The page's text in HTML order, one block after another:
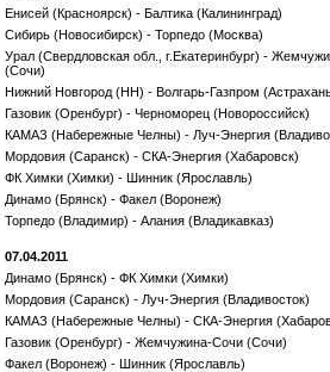
Енисей (Красноярск) - Балтика (Калининград)
Сибирь (Новосибирск) - Торпедо (Москва)
Урал (Свердловская обл., г.Екатеринбург) -
(Сочи)
Нижний Новгород (НН) - Волгарь-Газпром
Газовик (Оренбург) - Черноморец (Новороссийск)
КАМАЗ (Набережные Челны) - Луч-Энергия
Мордовия (Саранск) - СКА-Энергия (Хабаровск)
ФК Химки (Химки) - Шинник (Ярославль)
Динамо (Брянск) - Факел (Воронеж)
Торпедо (Владимир) - Алания (Владикавказ)
07.04.2011
Динамо (Брянск) - ФК Химки (Химки)
Мордовия (Саранск) - Луч-Энергия (Владивосток)
КАМАЗ (Набережные Челны) - СКА-Энергия
Газовик (Оренбург) - Жемчужина-Сочи (Сочи)
Факел (Воронеж) - Шинник (Ярославль)